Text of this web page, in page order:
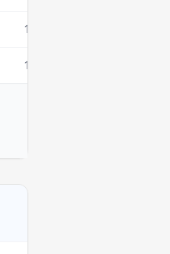
15 mars 2026
15 mars 2026